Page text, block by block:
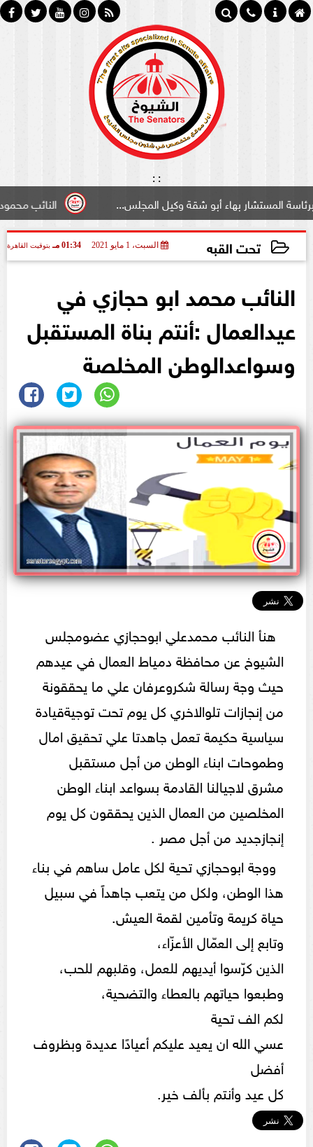
:
:
النائب محمود
بهاء أبو شقة وكيل المجلس...
تحت القبه السبت، 1 مايو 2021 01:34 مـ بتوقيت القاهرة
النائب محمد ابو حجازي في
عيدالعمال :أنتم بناة المستقبل
وسواعدالوطن المخلصة
هنأ النائب محمدعلي ابوحجازي عضومجلس
الشيوخ عن محافظة دمياط العمال في عيدهم
حيث وجة رسالة شكروعرفان علي ما يحققونة
من إنجازات تلوالاخري كل يوم تحت توجيةقيادة
سياسية حكيمة تعمل جاهدتا علي تحقيق امال
وطموحات ابناء الوطن من أجل مستقبل
مشرق لاجيالنا القادمة بسواعد ابناء الوطن
المخلصين من العمال الذين يحققون كل يوم
إنجازجديد من أجل مصر .
ووجة ابوحجازي تحية لكل عامل ساهم في بناء
هذا الوطن، ولكل من يتعب جاهداً في سبيل
حياة كريمة وتأمين لقمة العيش.
وتابع إلى العمّال الأعزّاء،
الذين كرّسوا أيديهم للعمل، وقلبهم للحب،
وطبعوا حياتهم بالعطاء والتضحية،
لكم الف تحية
عسي الله ان يعيد عليكم أعيادًا عديدة وبظروف
أفضل
كل عيد وأنتم بألف خير.